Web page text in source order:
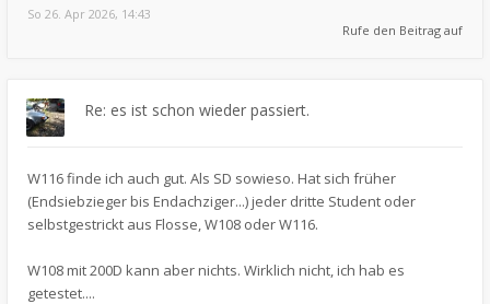
So 26. Apr 2026, 14:43
Rufe den Beitrag auf
Re: es ist schon wieder passiert.
W116 finde ich auch gut. Als SD sowieso. Hat sich früher
(Endsiebzieger bis Endachziger...) jeder dritte Student oder
selbstgestrickt aus Flosse, W108 oder W116.
W108 mit 200D kann aber nichts. Wirklich nicht, ich hab es
getestet....